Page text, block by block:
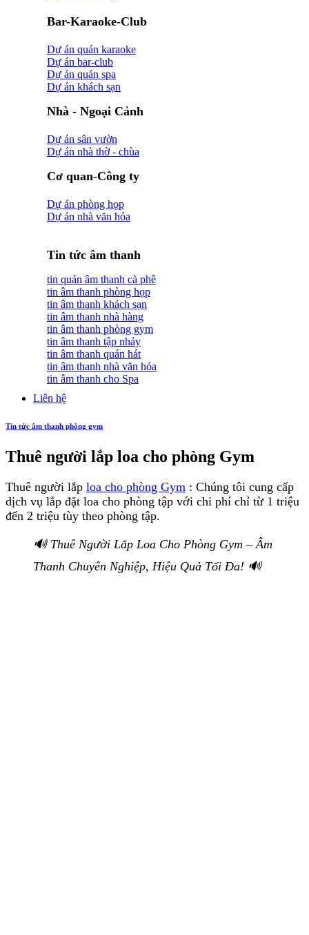
Bar-Karaoke-Club
Dự án quán karaoke
Dự án bar-club
Dự án quán spa
Dự án khách sạn
Nhà - Ngoại Cảnh
Dự án sân vườn
Dự án nhà thờ - chùa
Cơ quan-Công ty
Dự án phòng họp
Dự án nhà văn hóa
Tin tức âm thanh
tin quán âm thanh cà phê
tin âm thanh phòng họp
tin âm thanh khách sạn
tin âm thanh nhà hàng
tin âm thanh phòng gym
tin âm thanh tập nhảy
tin âm thanh quán hát
tin âm thanh nhà văn hóa
tin âm thanh cho Spa
Liên hệ
Tin tức âm thanh phòng gym
Thuê người lắp loa cho phòng Gym
Thuê người lắp loa cho phòng Gym : Chúng tôi cung cấp
dịch vụ lắp đặt loa cho phòng tập với chi phí chỉ từ 1 triệu
đến 2 triệu tùy theo phòng tập.
🔊 Thuê Người Lắp Loa Cho Phòng Gym – Âm
Thanh Chuyên Nghiệp, Hiệu Quả Tối Đa! 🔊